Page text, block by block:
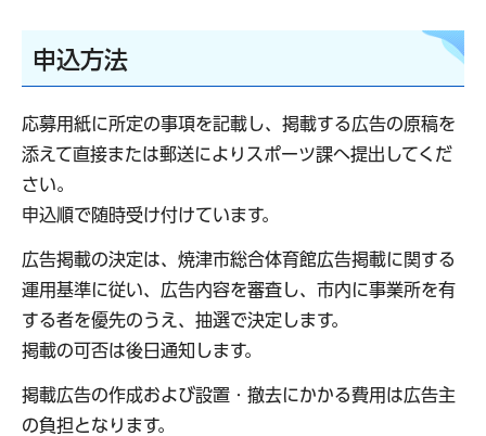
申込方法
応募用紙に所定の事項を記載し、掲載する広告の原稿を
添えて直接または郵送によりスポーツ課へ提出してくだ
さい。
申込順で随時受け付けています。
広告掲載の決定は、焼津市総合体育館広告掲載に関する
運用基準に従い、広告内容を審査し、市内に事業所を有
する者を優先のうえ、抽選で決定します。
掲載の可否は後日通知します。
掲載広告の作成および設置・撤去にかかる費用は広告主
の負担となります。